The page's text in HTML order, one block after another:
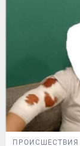
ПРОИСШЕСТВИЯ